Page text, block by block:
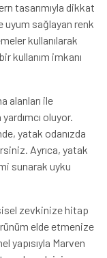
tasarımıyla dikkat
uyum sağlayan renk
kullanılarak
kullanım imkanı
alanları ile
oluyor.
yatak odanızda
Ayrıca, yatak
sunarak uyku
zevkinize hitap
elde etmenize
yapısıyla Marven